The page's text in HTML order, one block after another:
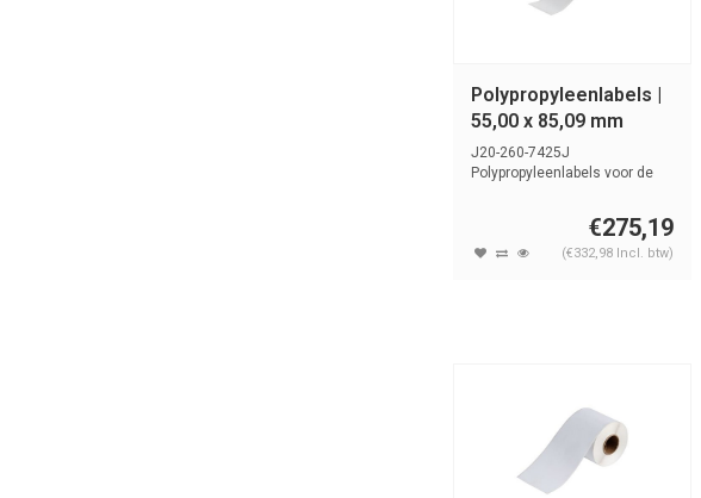
Polypropyleenlabels |
55,00 x 85,09 mm
J20-260-7425J
Polypropyleenlabels voor de
€275,19
(€332,98 Incl. btw)